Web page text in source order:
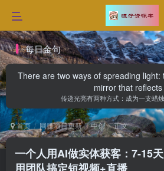
每日金句
There are two ways of spreading
mirror that reflects
传递光亮有两种方式：成为一支蜡
首页 网赚项目更新 中创 正文
一个人用AI做实体获客：7-15